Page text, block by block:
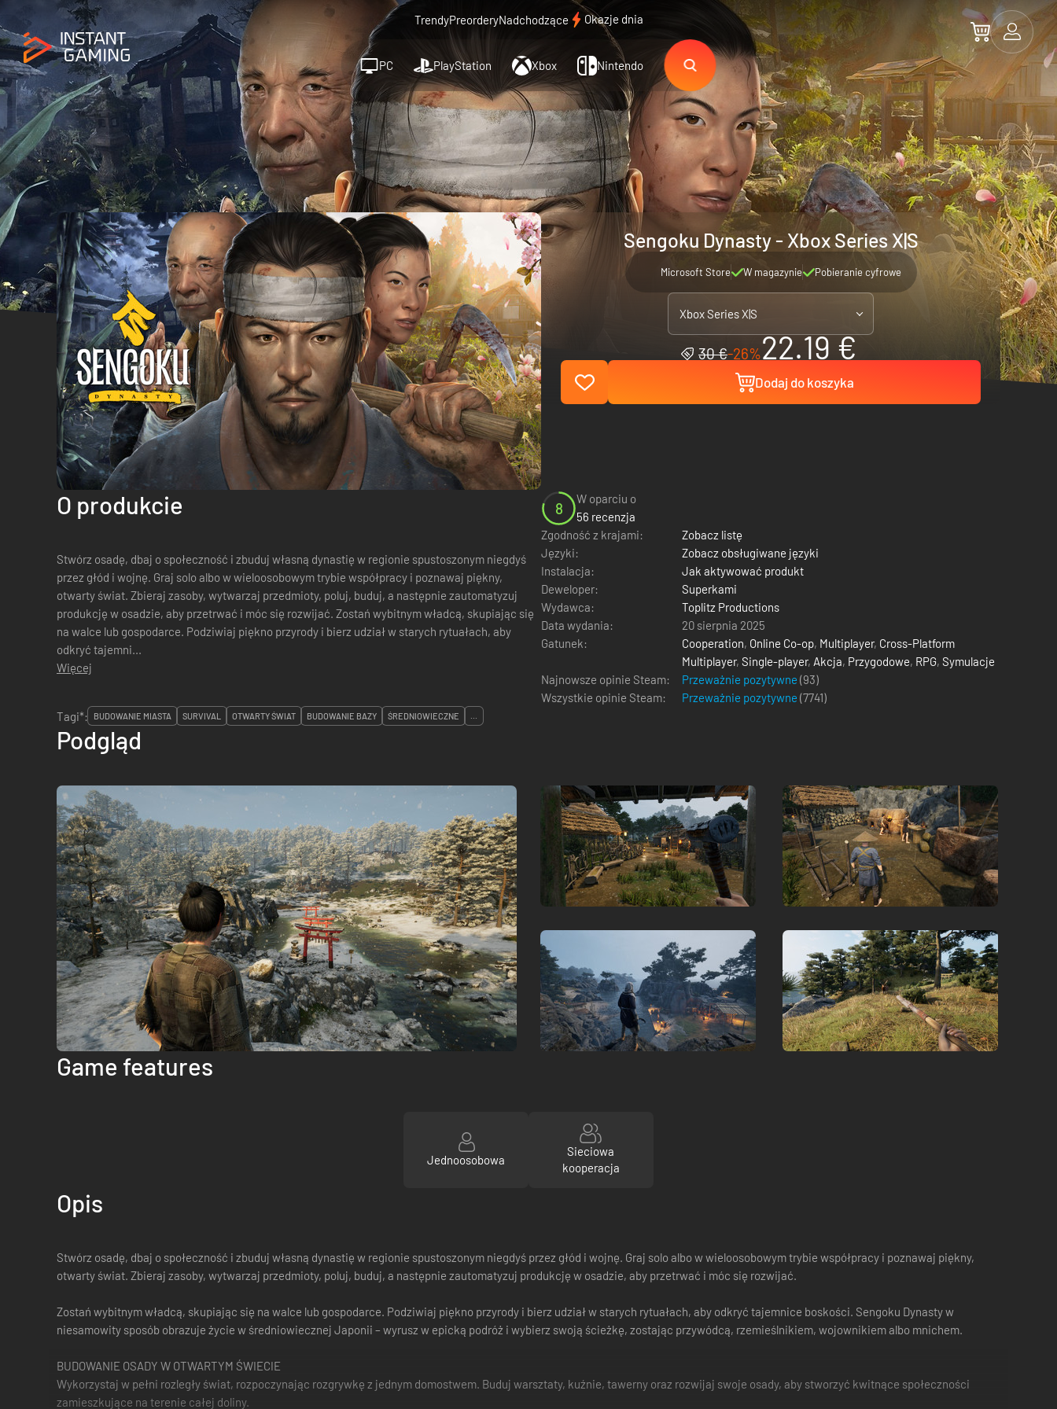
TrendyPreorderyNadchodzące Okazje dnia
PC PlayStation Xbox Nintendo
Sengoku Dynasty - Xbox Series X|S
Microsoft Store W magazynie Pobieranie cyfrowe
Xbox Series X|S
30 €-26%22.19 €
Dodaj do koszyka
O produkcie
Stwórz osadę, dbaj o społeczność i zbuduj własną dynastię w regionie spustoszonym niegdyś
przez głód i wojnę. Graj solo albo w wieloosobowym trybie współpracy i poznawaj piękny,
otwarty świat. Zbieraj zasoby, wytwarzaj przedmioty, poluj, buduj, a następnie zautomatyzuj
produkcję w osadzie, aby przetrwać i móc się rozwijać. Zostań wybitnym władcą, skupiając się
na walce lub gospodarce. Podziwiaj piękno przyrody i bierz udział w starych rytuałach, aby
odkryć tajemni...
Więcej
8
W oparciu o
56 recenzja
Zgodność z krajami:
Zobacz listę
Języki:
Zobacz obsługiwane języki
Instalacja:
Jak aktywować produkt
Deweloper:
Superkami
Wydawca:
Toplitz Productions
Data wydania:
20 sierpnia 2025
Gatunek:
Cooperation, Online Co-op, Multiplayer, Cross-Platform
Multiplayer, Single-player, Akcja, Przygodowe, RPG, Symulacje
Najnowsze opinie Steam:
Przeważnie pozytywne (93)
Wszystkie opinie Steam:
Przeważnie pozytywne (7741)
Tagi*:
BUDOWANIE MIASTA SURVIVAL OTWARTY ŚWIAT BUDOWANIE BAZY ŚREDNIOWIECZNE ...
Podgląd
Game features
Jednoosobowa
Sieciowa
kooperacja
Opis
Stwórz osadę, dbaj o społeczność i zbuduj własną dynastię w regionie spustoszonym niegdyś przez głód i wojnę. Graj solo albo w wieloosobowym trybie współpracy i poznawaj piękny,
otwarty świat. Zbieraj zasoby, wytwarzaj przedmioty, poluj, buduj, a następnie zautomatyzuj produkcję w osadzie, aby przetrwać i móc się rozwijać.
Zostań wybitnym władcą, skupiając się na walce lub gospodarce. Podziwiaj piękno przyrody i bierz udział w starych rytuałach, aby odkryć tajemnice boskości. Sengoku Dynasty w
niesamowity sposób obrazuje życie w średniowiecznej Japonii – wyrusz w epicką podróż i wybierz swoją ścieżkę, zostając przywódcą, rzemieślnikiem, wojownikiem albo mnichem.
BUDOWANIE OSADY W OTWARTYM ŚWIECIE
Wykorzystaj w pełni rozległy świat, rozpoczynając rozgrywkę z jednym domostwem. Buduj warsztaty, kuźnie, tawerny oraz rozwijaj swoje osady, aby stworzyć kwitnące społeczności
zamieszkujące na terenie całej doliny.